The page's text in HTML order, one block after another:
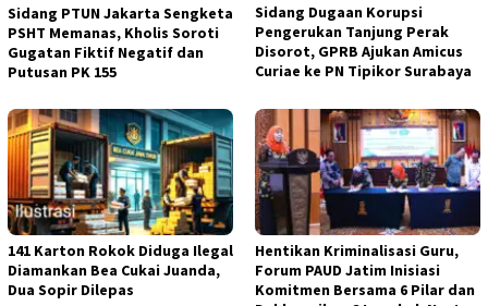
Sidang PTUN Jakarta Sengketa
PSHT Memanas, Kholis Soroti
Gugatan Fiktif Negatif dan
Putusan PK 155
Sidang Dugaan Korupsi
Pengerukan Tanjung Perak
Disorot, GPRB Ajukan Amicus
Curiae ke PN Tipikor Surabaya
141 Karton Rokok Diduga Ilegal
Diamankan Bea Cukai Juanda,
Dua Sopir Dilepas
Hentikan Kriminalisasi Guru,
Forum PAUD Jatim Inisiasi
Komitmen Bersama 6 Pilar dan